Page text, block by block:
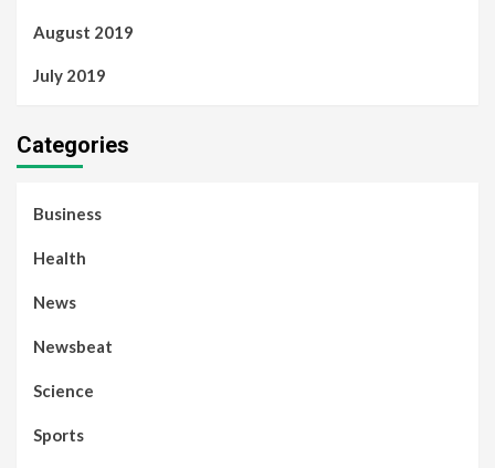
August 2019
July 2019
Categories
Business
Health
News
Newsbeat
Science
Sports